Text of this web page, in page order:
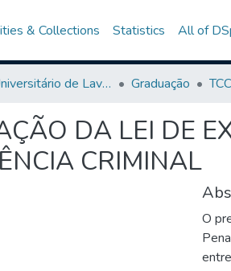
& Collections Statistics All of
Centro Universitário de Lavras-UNILAVRAS Graduação
DA LEI DE
CRIMINAL
O